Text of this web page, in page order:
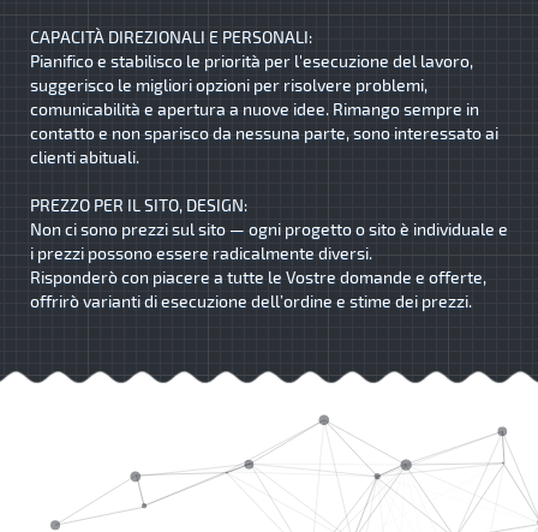
CAPACITÀ DIREZIONALI E PERSONALI:
Pianifico e stabilisco le priorità per l'esecuzione del lavoro,
suggerisco le migliori opzioni per risolvere problemi,
comunicabilità e apertura a nuove idee. Rimango sempre in
contatto e non sparisco da nessuna parte, sono interessato ai
clienti abituali.
PREZZO PER IL SITO, DESIGN:
Non ci sono prezzi sul sito — ogni progetto o sito è individuale e
i prezzi possono essere radicalmente diversi.
Risponderò con piacere a tutte le Vostre domande e offerte,
offrirò varianti di esecuzione dell’ordine e stime dei prezzi.